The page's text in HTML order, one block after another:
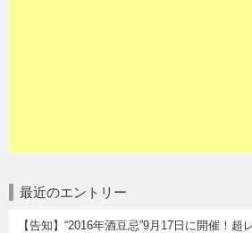
最近のエントリー